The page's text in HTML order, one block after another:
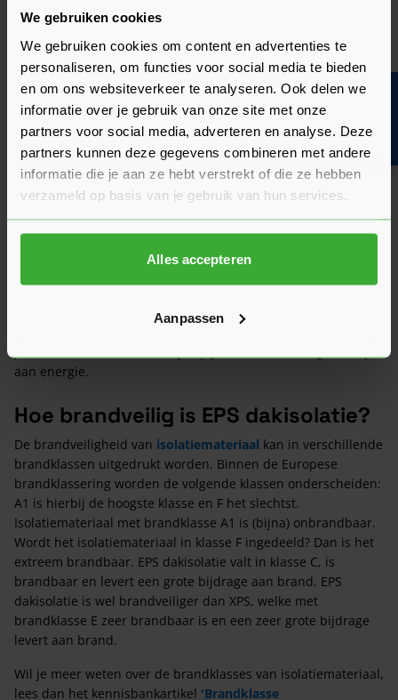
We gebruiken cookies
We gebruiken cookies om content en advertenties te
personaliseren, om functies voor social media te bieden
en om ons websiteverkeer te analyseren. Ook delen we
informatie over je gebruik van onze site met onze
partners voor social media, adverteren en analyse. Deze
partners kunnen deze gegevens combineren met andere
informatie die je aan ze hebt verstrekt of die ze hebben
verzameld op basis van je gebruik van hun services.
Alles accepteren
Aanpassen
Voorkom warmteverlies in je
woning met EPS dakisolatie!
EPS, oftewel geëxpandeerd polystyreen, ook wel: piepschuim
oftempexweet warme lucht goed vast te houden. Zoals
hierboven al is gezegd komt dit door de samenstelling en
opbouw van het materiaal. Wanneer je jouw dak isoleert met
EPS dakisolatie hoef je dan ook niet bang te zijn dat alle
het dak erg belangrijk. De mate van isolatie heeft dan ook een
aan energie.
Hoe brandveilig is EPS dakisolatie?
De brandveiligheid van isolatiemateriaal kan in verschillende
brandklassen uitgedrukt worden. Binnen de Europese
brandklassering worden de volgende klassen onderscheiden:
A1 is hierbij de hoogste klasse en F het slechtst.
Isolatiemateriaal met brandklasse A1 is (bijna) onbrandbaar.
Wordt het isolatiemateriaal in klasse F ingedeeld? Dan is het
extreem brandbaar. EPS dakisolatie valt in klasse C, is
brandbaar en levert een grote bijdrage aan brand. EPS
dakisolatie is wel brandveiliger dan XPS, welke met
brandklasse E zeer brandbaar is en een zeer grote bijdrage
levert aan brand.
Wil je meer weten over de brandklasses van isolatiemateriaal,
lees dan het kennisbankartikel 'Brandklasse